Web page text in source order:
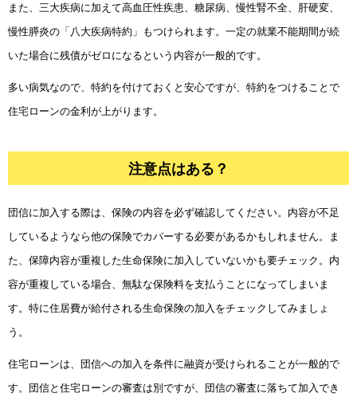
また、三大疾病に加えて高血圧性疾患、糖尿病、慢性腎不全、肝硬変、
慢性膵炎の「八大疾病特約」もつけられます。一定の就業不能期間が続
いた場合に残債がゼロになるという内容が一般的です。
多い病気なので、特約を付けておくと安心ですが、特約をつけることで
住宅ローンの金利が上がります。
注意点はある？
団信に加入する際は、保険の内容を必ず確認してください。内容が不足
しているようなら他の保険でカバーする必要があるかもしれません。ま
た、保障内容が重複した生命保険に加入していないかも要チェック。内
容が重複している場合、無駄な保険料を支払うことになってしまいま
す。特に住居費が給付される生命保険の加入をチェックしてみましょ
う。
住宅ローンは、団信への加入を条件に融資が受けられることが一般的で
す。団信と住宅ローンの審査は別ですが、団信の審査に落ちて加入でき